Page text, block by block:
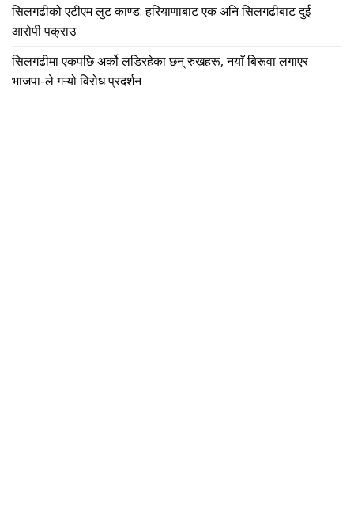
सिलगढीको एटीएम लुट काण्ड: हरियाणाबाट एक अनि सिलगढीबाट दुई
आरोपी पक्राउ
सिलगढीमा एकपछि अर्को लडिरहेका छन् रुखहरू, नयाँ बिरूवा लगाएर
भाजपा-ले गऱ्यो विरोध प्रदर्शन